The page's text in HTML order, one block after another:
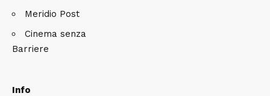
Meridio Post
Cinema senza
Barriere
Info